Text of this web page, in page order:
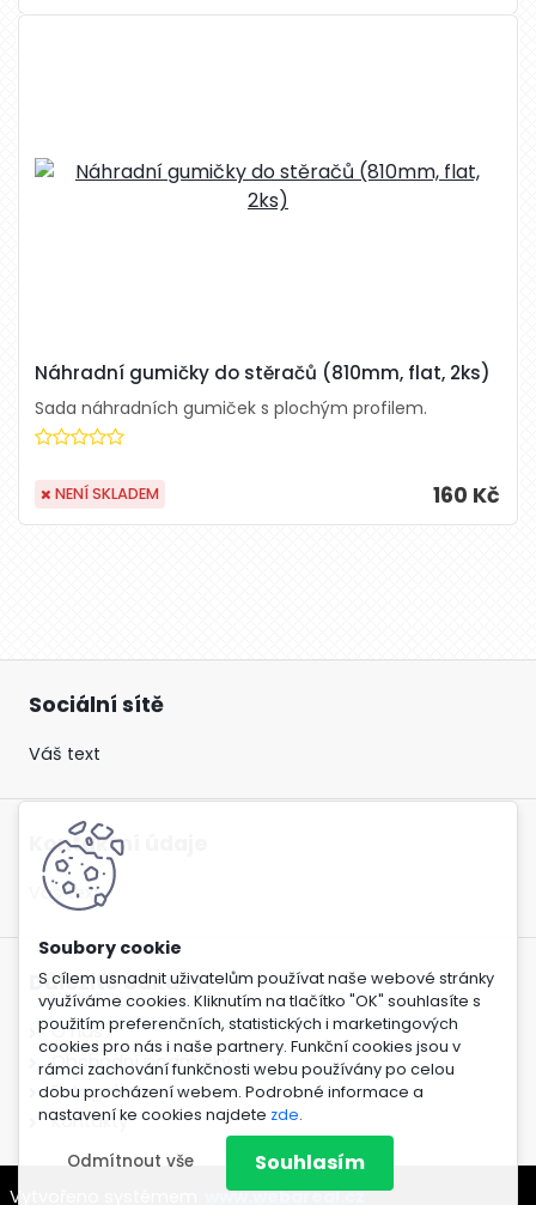
S cílem usnadnit uživatelům používat naše webové stránky
využíváme cookies. Kliknutím na tlačítko "OK" souhlasíte s
použitím preferenčních, statistických i marketingových
cookies pro nás i naše partnery. Funkční cookies jsou v
rámci zachování funkčnosti webu používány po celou
dobu procházení webem. Podrobné informace a
nastavení ke cookies najdete zde.
Odmítnout vše Souhlasím
Náhradní gumičky do stěračů (810mm, flat, 2ks)
Sada náhradních gumiček s plochým profilem.
160 Kč
NENÍ SKLADEM
Sociální sítě
Váš text
Kontaktní údaje
Váš text
Důležité odkazy
O nás
Obchodní podmínky
Fotogalerie
Kontakty
Vytvořeno systémem www.webareal.cz